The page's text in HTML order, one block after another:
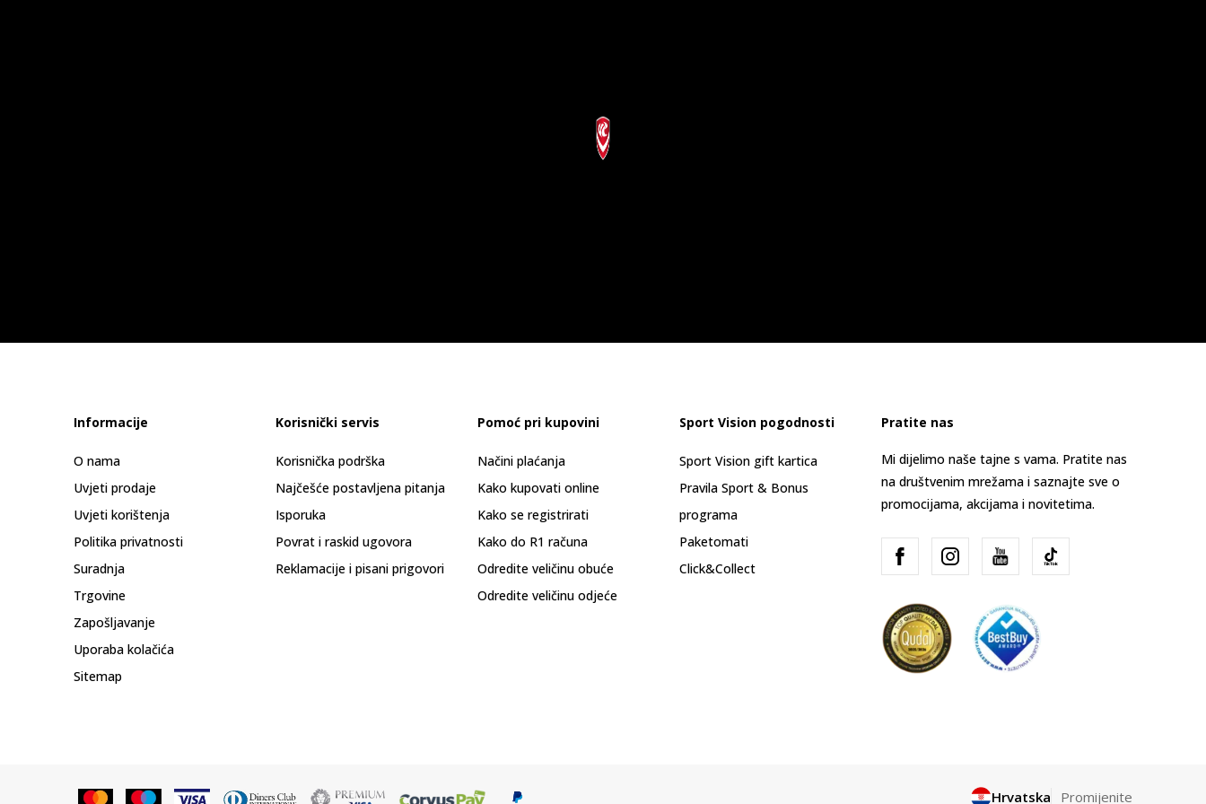
Informacije
O nama
Uvjeti prodaje
Uvjeti korištenja
Politika privatnosti
Suradnja
Trgovine
Zapošljavanje
Uporaba kolačića
Sitemap
Korisnički servis
Korisnička podrška
Najčešće postavljena pitanja
Isporuka
Povrat i raskid ugovora
Reklamacije i pisani prigovori
Pomoć pri kupovini
Načini plaćanja
Kako kupovati online
Kako se registrirati
Kako do R1 računa
Odredite veličinu obuće
Odredite veličinu odjeće
Sport Vision pogodnosti
Sport Vision gift kartica
Pravila Sport & Bonus
programa
Paketomati
Click&Collect
Pratite nas
Mi dijelimo naše tajne s vama. Pratite nas
na društvenim mrežama i saznajte sve o
promocijama, akcijama i novitetima.
Hrvatska Promijenite